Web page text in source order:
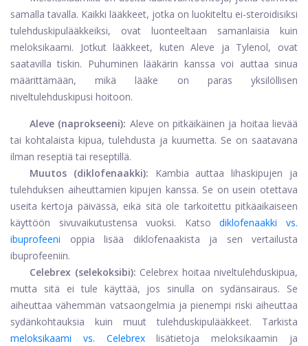
samalla tavalla. Kaikki lääkkeet, jotka on luokiteltu ei-steroidisiksi
tulehduskipulääkkeiksi, ovat luonteeltaan samanlaisia ​​kuin
meloksikaami. Jotkut lääkkeet, kuten Aleve ja Tylenol, ovat
saatavilla tiskin. Puhuminen lääkärin kanssa voi auttaa sinua
määrittämään, mikä lääke on paras yksilöllisen
niveltulehduskipusi hoitoon.
Aleve (naprokseeni): Aleve on pitkäikäinen ja hoitaa lievää
tai kohtalaista kipua, tulehdusta ja kuumetta. Se on saatavana
ilman reseptiä tai reseptillä.
Muutos (diklofenaakki): Kambia auttaa lihaskipujen ja
tulehduksen aiheuttamien kipujen kanssa. Se on usein otettava
useita kertoja päivässä, eikä sitä ole tarkoitettu pitkäaikaiseen
käyttöön sivuvaikutustensa vuoksi. Katsodiklofenaakki vs.
ibuprofeeni oppia lisää diklofenaakista ja sen vertailusta
ibuprofeeniin.
Celebrex (selekoksibi): Celebrex hoitaa niveltulehduskipua,
mutta sitä ei tule käyttää, jos sinulla on sydänsairaus. Se
aiheuttaa vähemmän vatsaongelmia ja pienempi riski aiheuttaa
sydänkohtauksia kuin muut tulehduskipulääkkeet. Tarkista
meloksikaami vs. Celebrexlisätietoja meloksikaamin ja